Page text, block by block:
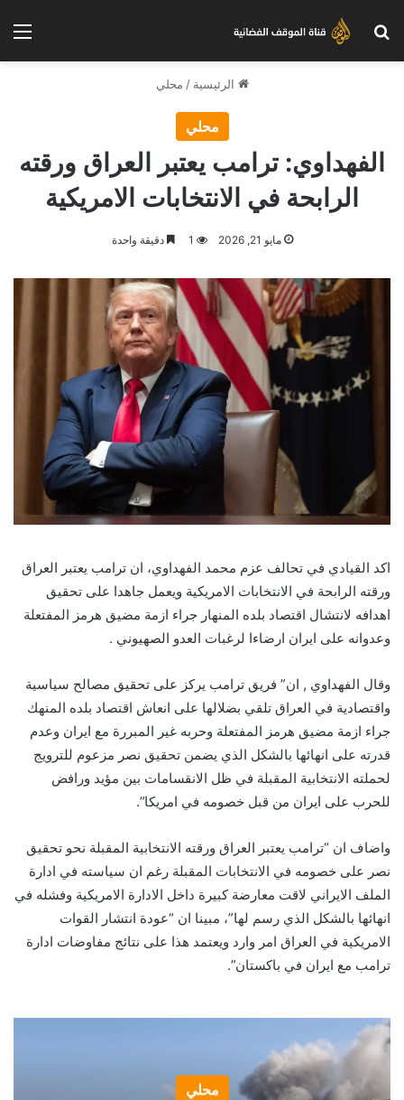
بحث عن
الرئيسية / محلي
محلي
الفهداوي: ترامب يعتبر العراق ورقته
الرابحة في الانتخابات الامريكية
مايو 21, 2026 1 دقيقة واحدة
اكد القيادي في تحالف عزم محمد الفهداوي، ان ترامب يعتبر العراق
ورقته الرابحة في الانتخابات الامريكية ويعمل جاهدا على تحقيق
اهدافه لانتشال اقتصاد بلده المنهار جراء ازمة مضيق هرمز المفتعلة
وعدوانه على ايران ارضاءا لرغبات العدو الصهيوني .
وقال الفهداوي , ان” فريق ترامب يركز على تحقيق مصالح سياسية
واقتصادية في العراق تلقي بضلالها على انعاش اقتصاد بلده المنهك
جراء ازمة مضيق هرمز المفتعلة وحربه غير المبررة مع ايران وعدم
قدرته على انهائها بالشكل الذي يضمن تحقيق نصر مزعوم للترويج
لحملته الانتخابية المقبلة في ظل الانقسامات بين مؤيد ورافض
للحرب على ايران من قبل خصومه في امريكا”.
واضاف ان “ترامب يعتبر العراق ورقته الانتخابية المقبلة نحو تحقيق
نصر على خصومه في الانتخابات المقبلة رغم ان سياسته في ادارة
الملف الايراني لاقت معارضة كبيرة داخل الادارة الامريكية وفشله في
انهائها بالشكل الذي رسم لها”، مبينا ان “عودة انتشار القوات
الامريكية في العراق امر وارد ويعتمد هذا على نتائج مفاوضات ادارة
ترامب مع ايران في باكستان”.
محلي